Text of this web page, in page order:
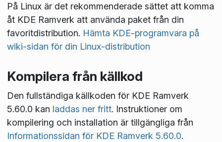
På Linux är det rekommenderade sättet att komma
åt KDE Ramverk att använda paket från din
favoritdistribution. Hämta KDE-programvara på
wiki-sidan för din Linux-distribution
Kompilera från källkod
Den fullständiga källkoden för KDE Ramverk
5.60.0 kan laddas ner fritt. Instruktioner om
kompilering och installation är tillgängliga från
Informationssidan för KDE Ramverk 5.60.0.